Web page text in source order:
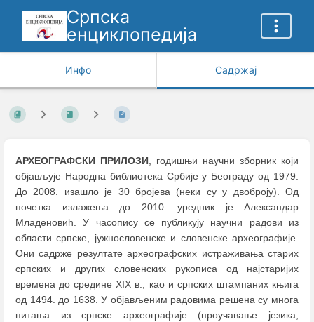
Српска
енциклопедија
Инфо Садржај
АРХЕОГРАФСКИ ПРИЛОЗИ, годишњи научни зборник који
објављује Народна библиотека Србије у Београду од 1979.
До 2008. изашло je 30 бројева (неки су у двоброју). Од
почетка излажења до 2010. уредник је Александар
Младеновић. У часопису се публикују научни радови из
области српске, јужнословенске и словенске археографије.
Они садрже резултате археографских истраживања старих
српских и других словенских рукописа од најстаријих
времена до средине XIX в., као и српских штампаних књига
од 1494. до 1638. У објављеним радовима решена су многа
питања из српске археографије (проучавање језика,